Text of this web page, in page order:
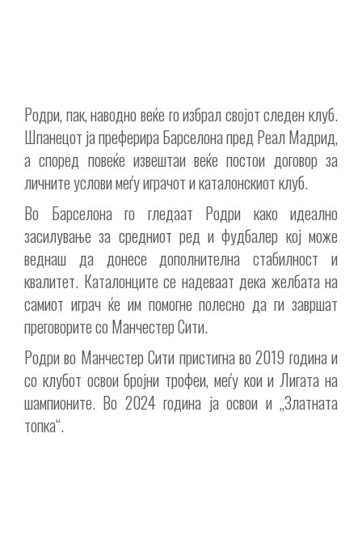
Родри, пак, наводно веќе го избрал својот следен клуб.
Шпанецот ја преферира Барселона пред Реал Мадрид,
а според повеќе извештаи веќе постои договор за
личните услови меѓу играчот и каталонскиот клуб.
Во Барселона го гледаат Родри како идеално
засилување за средниот ред и фудбалер кој може
веднаш да донесе дополнителна стабилност и
квалитет. Каталонците се надеваат дека желбата на
самиот играч ќе им помогне полесно да ги завршат
преговорите со Манчестер Сити.
Родри во Манчестер Сити пристигна во 2019 година и
со клубот освои бројни трофеи, меѓу кои и Лигата на
шампионите. Во 2024 година ја освои и „Златната
топка“.